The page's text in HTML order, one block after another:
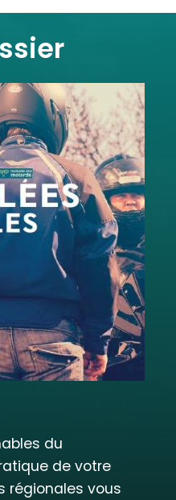
du
de votre
régionales vous